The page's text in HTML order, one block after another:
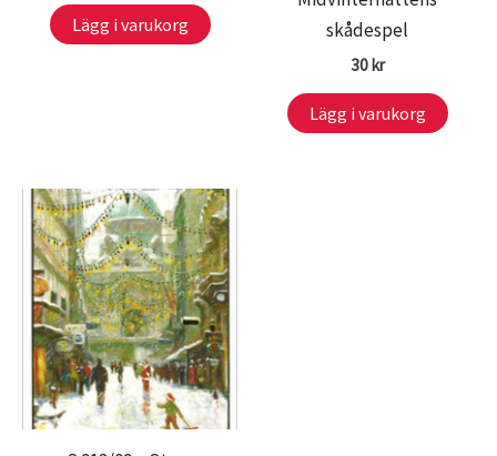
Lägg i varukorg
skådespel
30kr
Lägg i varukorg